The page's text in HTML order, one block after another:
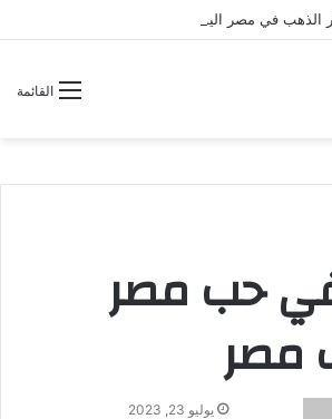
القائمة
حب مصر
مصر
يوليو 23, 2023